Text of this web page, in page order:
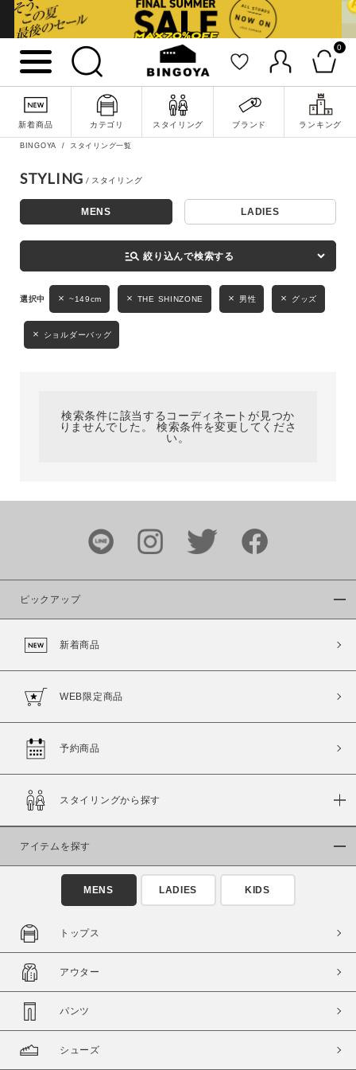
0
新着商品 カテゴリ スタイリング ブランド ランキング
詳細検索
キーワード
性別
MENS LADIES KIDS
ブランド
カラー
商品タイプ
通常商品
セール価格 WEB限定
在庫
在庫あり
BINGOYA スタイリング一覧
STYLING
MENS LADIES
manage_search 絞り込んで検索する
~149cm THE SHINZONE 男性 グッズ
ショルダーバッグ
検索条件に該当するコーディネートが見つか
りませんでした。 検索条件を変更してくださ
い。
ピックアップ
新着商品
WEB限定商品
予約商品
スタイリングから探す
アイテムを探す
MENS LADIES KIDS
トップス
アウター
パンツ
シューズ